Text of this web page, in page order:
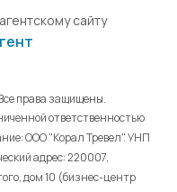
сайту
права защищены.
ответственностью
ООО "Корал Тревел". УНП
адрес: 220007,
дом 10 (бизнес-центр